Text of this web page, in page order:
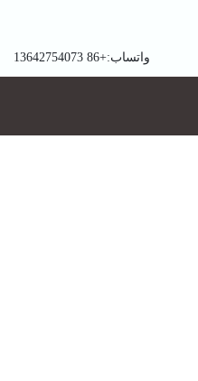
واتساب:+86 13642754073